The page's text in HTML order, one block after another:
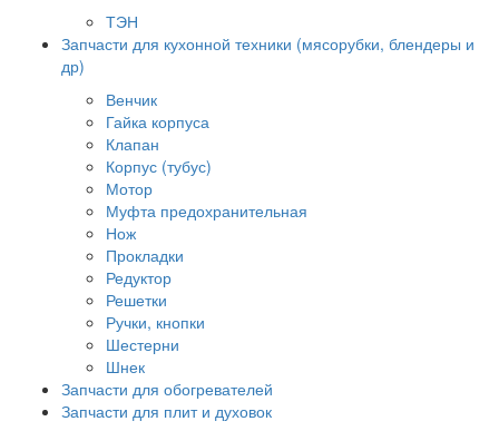
ТЭН
Запчасти для кухонной техники (мясорубки, блендеры и
др)
Венчик
Гайка корпуса
Клапан
Корпус (тубус)
Мотор
Муфта предохранительная
Нож
Прокладки
Редуктор
Решетки
Ручки, кнопки
Шестерни
Шнек
Запчасти для обогревателей
Запчасти для плит и духовок